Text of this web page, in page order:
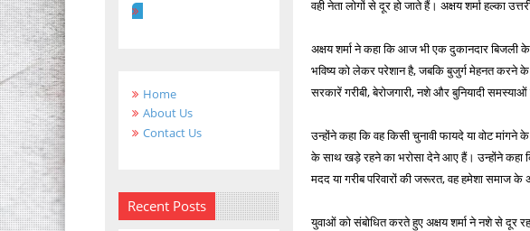
Home
About Us
Contact Us
Recent Posts
वही नेता लोगों से दूर हो जाते हैं। अक्षय शर्मा हल्का
अक्षय शर्मा ने कहा कि आज भी एक दुकानदार बिजली
भविष्य को लेकर परेशान है, जबकि बुजुर्ग मेहनत करने
सरकारें गरीबी, बेरोजगारी, नशे और बुनियादी
उन्होंने कहा कि वह किसी चुनावी फायदे या वोट
के साथ खड़े रहने का भरोसा देने आए हैं। उन्होंने कहा कि
मदद या गरीब परिवारों की जरूरत, वह हमेशा समाज
युवाओं को संबोधित करते हुए अक्षय शर्मा ने नशे से दूर